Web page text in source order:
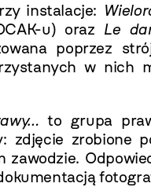
instalacje:
u) oraz Le
poprzez
w nich
to grupa
zdjęcie zrobione
zawodzie.